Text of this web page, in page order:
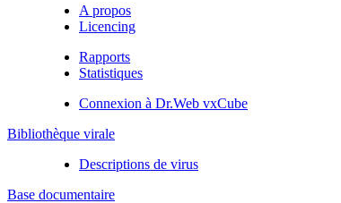
A propos
Licencing
Rapports
Statistiques
Connexion à Dr.Web vxCube
Bibliothèque virale
Descriptions de virus
Base documentaire